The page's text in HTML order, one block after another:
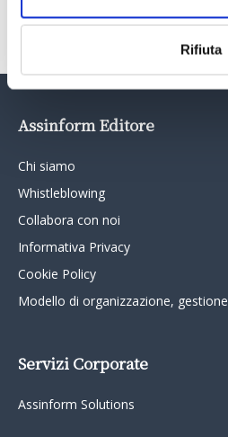
Rifiuta
Assinform Editore
Chi siamo
Whistleblowing
Collabora con noi
Informativa Privacy
Cookie Policy
Modello di organizzazione,
Servizi Corporate
Assinform Solutions